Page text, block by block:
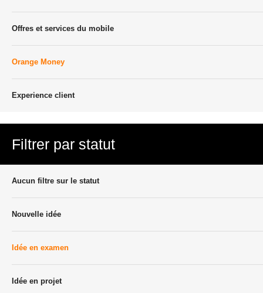
Offres et services du mobile
Orange Money
Experience client
Filtrer par statut
Aucun filtre sur le statut
Nouvelle idée
Idée en examen
Idée en projet